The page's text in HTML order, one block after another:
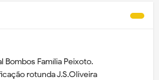
Bombos Família Peixoto.
rotunda J.S.Oliveira